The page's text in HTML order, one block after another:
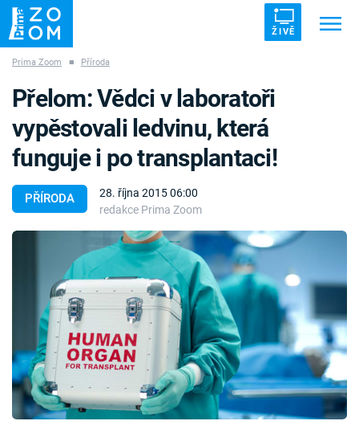
ŽIVĚ
ZÁHADY VETŘELCI DÁVNOVĚKU
Témata
Pořady
TV Program
Časopis
Sledujte prima+
Prima Zoom ■ Příroda
PŘÍRODA
28. října 2015 06:00
redakce Prima Zoom
Přelom: Vědci v laboratoři
vypěstovali ledvinu, která
funguje i po transplantaci!